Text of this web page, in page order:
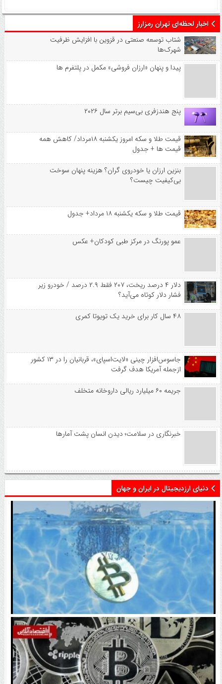
اخبار لحظه‌ای تهران رمزارز
شتاب توسعه صنعتی در قزوین با افزایش ظرفیت
شهرک‌ها
پیدا و پنهان «ارزان فروشی» مکمل در پلتفرم ها
پنج هندزفری بی‌سیم برتر سال ۲۰۲۶
قیمت طلا و سکه امروز یکشنبه ۱۸مرداد/ کاهش همه
قیمت ها + جدول
بنزین ارزان یا خودروی گران؟ هزینه پنهان سوخت
بی‌کیفیت چیست؟
قیمت طلا و سکه یکشنبه ۱۸ مرداد+ جدول
عمو پورنگ در مرکز طبی کودکان+ عکس
دلار ۴ درصد ریخت، ۲۰۷ فقط ۲.۹ درصد / خودرو زیر
فشار دلار کوتاه می‌آید؟
۴۸ سال کار برای خرید یک تویوتا کمری
جاسوس‌افزار چینی «لایت‌اسپای»، قربانیان را در ۱۳ کشور
ازجمله آمریکا هدف گرفت
جریمه ۶۰ میلیارد ریالی داروخانه متخلف
خبرنگاری در سلامت؛ دیدن انسان پشت آمارها
دنیای ارزدیجیتال در ایران و جهان
اتفاق تاریخی در بازار رمزارزها / بیت‌کوین سبز شد